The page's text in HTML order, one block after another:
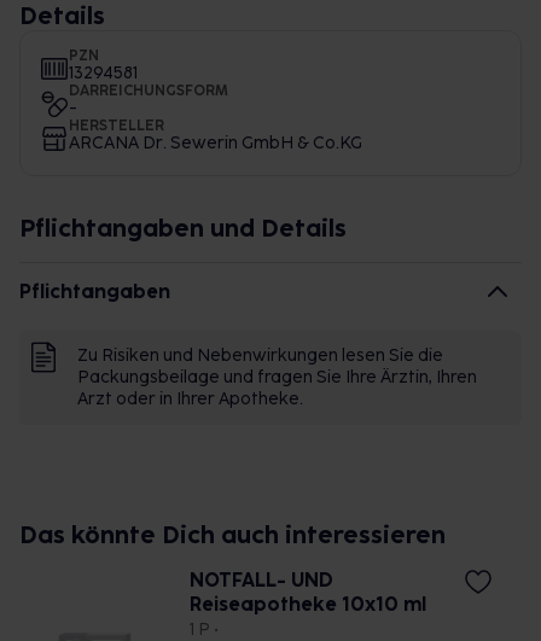
Details
PZN
13294581
DARREICHUNGSFORM
-
HERSTELLER
ARCANA Dr. Sewerin GmbH & Co.KG
Pflichtangaben und Details
Pflichtangaben
Zu Risiken und Nebenwirkungen lesen Sie die
Packungsbeilage und fragen Sie Ihre Ärztin, Ihren
Arzt oder in Ihrer Apotheke.
Das könnte Dich auch interessieren
NOTFALL- UND
Reiseapotheke 10x10 ml
1 P •